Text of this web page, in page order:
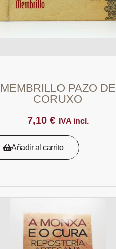
MEMBRILLO PAZO DE
CORUXO
7,10 € IVA incl.
Añadir al carrito